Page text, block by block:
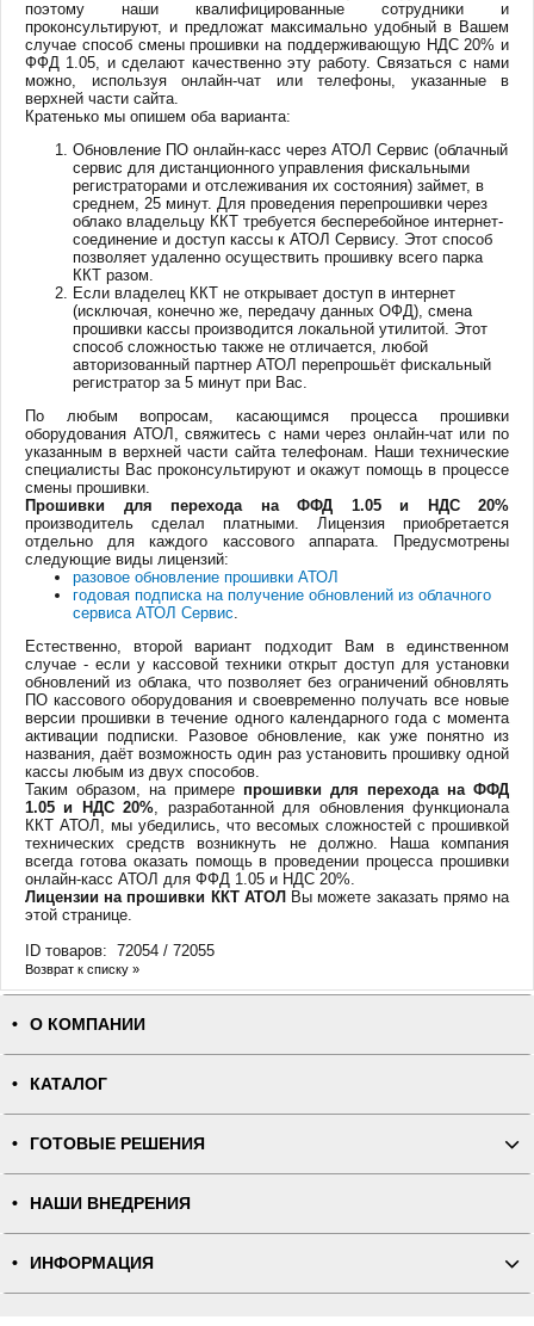
поэтому наши квалифицированные сотрудники и
проконсультируют, и предложат максимально удобный в Вашем
случае способ смены прошивки на поддерживающую НДС 20% и
ФФД 1.05, и сделают качественно эту работу. Связаться с нами
можно, используя онлайн-чат или телефоны, указанные в
верхней части сайта.
Кратенько мы опишем оба варианта:
Обновление ПО онлайн-касс через АТОЛ Сервис (облачный
сервис для дистанционного управления фискальными
регистраторами и отслеживания их состояния) займет, в
среднем, 25 минут. Для проведения перепрошивки через
облако владельцу ККТ требуется бесперебойное интернет-
соединение и доступ кассы к АТОЛ Сервису. Этот способ
позволяет удаленно осуществить прошивку всего парка
ККТ разом.
Если владелец ККТ не открывает доступ в интернет
(исключая, конечно же, передачу данных ОФД), смена
прошивки кассы производится локальной утилитой. Этот
способ сложностью также не отличается, любой
авторизованный партнер АТОЛ перепрошьёт фискальный
регистратор за 5 минут при Вас.
По любым вопросам, касающимся процесса прошивки
оборудования АТОЛ, свяжитесь с нами через онлайн-чат или по
указанным в верхней части сайта телефонам. Наши технические
специалисты Вас проконсультируют и окажут помощь в процессе
смены прошивки.
Прошивки для перехода на ФФД 1.05 и НДС 20%
производитель сделал платными. Лицензия приобретается
отдельно для каждого кассового аппарата. Предусмотрены
следующие виды лицензий:
разовое обновление прошивки АТОЛ
годовая подписка на получение обновлений из облачного
сервиса АТОЛ Сервис
Естественно, второй вариант подходит Вам в единственном
случае - если у кассовой техники открыт доступ для установки
обновлений из облака, что позволяет без ограничений обновлять
ПО кассового оборудования и своевременно получать все новые
версии прошивки в течение одного календарного года с момента
активации подписки. Разовое обновление, как уже понятно из
названия, даёт возможность один раз установить прошивку одной
кассы любым из двух способов.
Таким образом, на примере прошивки для перехода на ФФД
1.05 и НДС 20% , разработанной для обновления функционала
ККТ АТОЛ, мы убедились, что весомых сложностей с прошивкой
технических средств возникнуть не должно. Наша компания
всегда готова оказать помощь в проведении процесса прошивки
онлайн-касс АТОЛ для ФФД 1.05 и НДС 20%.
Лицензии на прошивки ККТ АТОЛ Вы можете заказать прямо на
этой странице.
ID товаров: 72054 / 72055
Возврат к списку »
О КОМПАНИИ
КАТАЛОГ
ГОТОВЫЕ РЕШЕНИЯ
НАШИ ВНЕДРЕНИЯ
ИНФОРМАЦИЯ